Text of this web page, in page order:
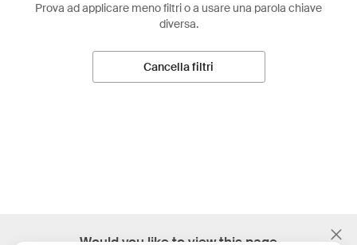
Prova ad applicare meno filtri o a usare una parola chiave
diversa.
Cancella filtri